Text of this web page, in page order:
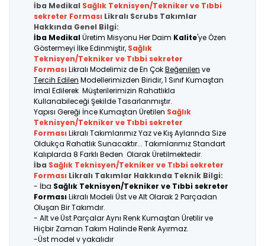
İba Medikal Sağlık Teknisyen/Tekniker ve Tıbbi
sekreter Forması Likralı Scrubs Takımlar
Hakkında Genel Bilgi:
İba MedikalÜretim Misyonu Her Daim Kalite'ye Özen
Göstermeyi İlke Edinmiştir, Sağlık
Teknisyen/Tekniker ve Tıbbi sekreter
Forması Likralı Modelimiz de En ÇokBeğenilen ve
Tercih Edilen Modellerimizden Biridir, 1 Sınıf Kumaştan
İmal Edilerek Müşterilerimizin Rahatlıkla
Kullanabileceği Şekilde Tasarlanmıştır.
Yapısı Gereği İnce Kumaştan Üretilen Sağlık
Teknisyen/Tekniker ve Tıbbi sekreter
Forması Likralı Takımlarımız Yaz ve Kış Aylarında Size
Oldukça Rahatlık Sunacaktır... Takımlarımız Standart
Kalıplarda 8 Farklı Beden Olarak Üretilmektedir.
İba Sağlık Teknisyen/Tekniker ve Tıbbi sekreter
Forması Likralı Takımlar Hakkında Teknik Bilgi:
- İba Sağlık Teknisyen/Tekniker ve Tıbbi sekreter
FormasıLikralı Modeli Üst ve Alt Olarak 2 Parçadan
Oluşan Bir Takımdır.
- Alt ve Üst Parçalar Aynı Renk Kumaştan Üretilir ve
Hiçbir Zaman Takım Halinde Renk Ayırmaz.
-Üst model v yakalıdır